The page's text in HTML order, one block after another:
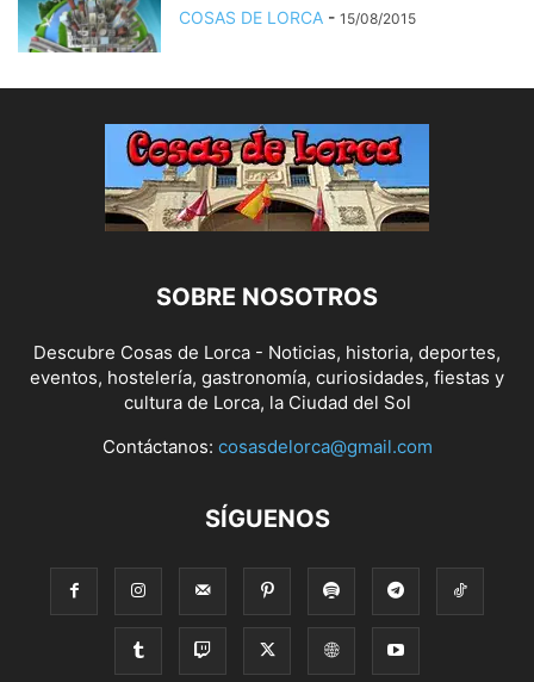
COSAS DE LORCA - 15/08/2015
SOBRE NOSOTROS
Descubre Cosas de Lorca - Noticias, historia, deportes,
eventos, hostelería, gastronomía, curiosidades, fiestas y
cultura de Lorca, la Ciudad del Sol
Contáctanos: cosasdelorca@gmail.com
SÍGUENOS